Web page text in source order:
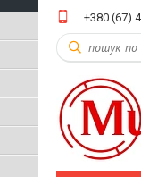
+380 (67)